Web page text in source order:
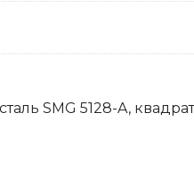
SMG 5128-A,